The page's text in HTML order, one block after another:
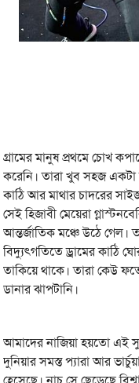
গ্রামের মানুষ প্রথমে চোখ
করেনি। তারা খুব সহজ একটা
কাঠি আর মাথার চাদরের
সেই হিজাবী মেয়েরা
আন্তর্জাতিক মঞ্চে উঠে গেল।
বিদ্যুৎগতিতে ড্রামের কাঠি
তাকিয়ে থাকে। তারা কেউ
ডানার ঝাপটানি।
আমাদের নাজিয়া হয়তো এই
দুনিয়ার সমস্ত প্যারা আর